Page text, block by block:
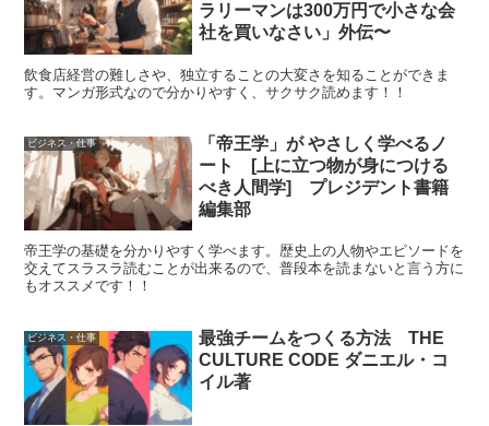
ラリーマンは300万円で小さな会
社を買いなさい」外伝〜
飲食店経営の難しさや、独立することの大変さを知ることができま
す。マンガ形式なので分かりやすく、サクサク読めます！！
ビジネス・仕事
「帝王学」が やさしく学べるノ
ート [上に立つ物が身につける
べき人間学] プレジデント書籍
編集部
帝王学の基礎を分かりやすく学べます。歴史上の人物やエピソードを
交えてスラスラ読むことが出来るので、普段本を読まないと言う方に
もオススメです！！
ビジネス・仕事
最強チームをつくる方法 THE
CULTURE CODE ダニエル・コ
イル著